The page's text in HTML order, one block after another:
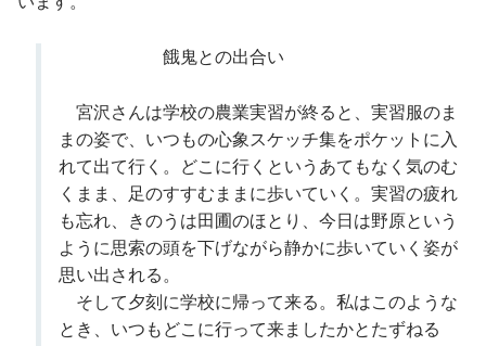
餓鬼との出合い
宮沢さんは学校の農業実習が終ると、実習服のま
まの姿で、いつもの心象スケッチ集をポケットに入
れて出て行く。どこに行くというあてもなく気のむ
くまま、足のすすむままに歩いていく。実習の疲れ
も忘れ、きのうは田圃のほとり、今日は野原という
ように思索の頭を下げながら静かに歩いていく姿が
思い出される。
そして夕刻に学校に帰って来る。私はこのような
とき、いつもどこに行って来ましたかとたずねる